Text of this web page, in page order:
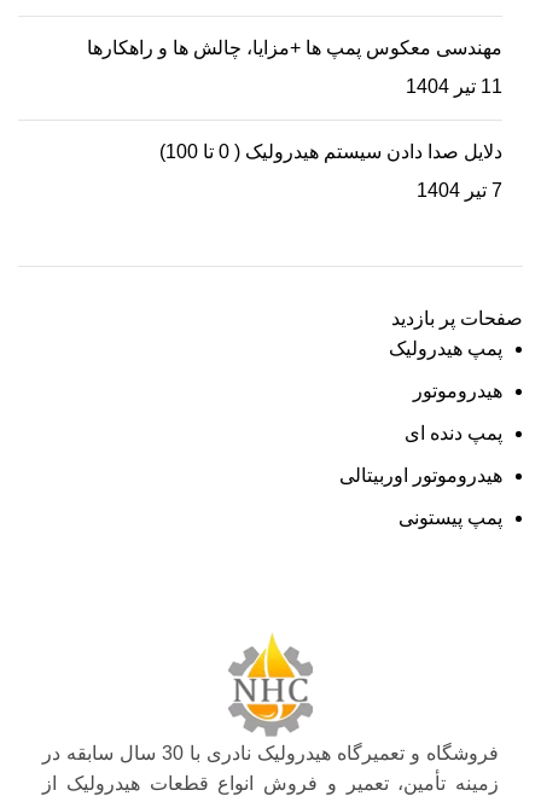
مهندسی معکوس پمپ ها +مزایا، چالش ها و راهکارها
11 تیر 1404
دلایل صدا دادن سیستم هیدرولیک ( 0 تا 100)
7 تیر 1404
صفحات پر بازدید
پمپ هیدرولیک
هیدروموتور
پمپ دنده ای
هیدروموتور اوربیتالی
پمپ پیستونی
فروشگاه و تعمیرگاه هیدرولیک نادری با 30 سال سابقه در
زمینه تأمین، تعمیر و فروش انواع قطعات هیدرولیک از